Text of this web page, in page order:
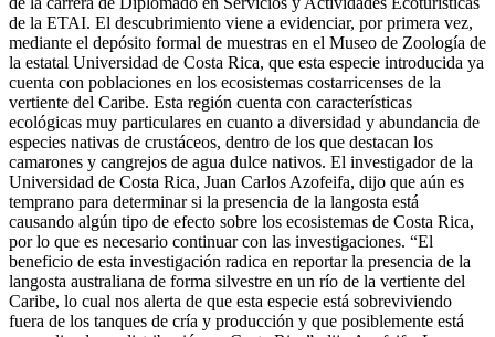
de la ETAI. El descubrimiento viene a evidenciar, por primera vez,
mediante el depósito formal de muestras en el Museo de Zoología de
la estatal Universidad de Costa Rica, que esta especie introducida ya
cuenta con poblaciones en los ecosistemas costarricenses de la
vertiente del Caribe. Esta región cuenta con características
ecológicas muy particulares en cuanto a diversidad y abundancia de
especies nativas de crustáceos, dentro de los que destacan los
camarones y cangrejos de agua dulce nativos. El investigador de la
Universidad de Costa Rica, Juan Carlos Azofeifa, dijo que aún es
temprano para determinar si la presencia de la langosta está
causando algún tipo de efecto sobre los ecosistemas de Costa Rica,
por lo que es necesario continuar con las investigaciones. “El
beneficio de esta investigación radica en reportar la presencia de la
langosta australiana de forma silvestre en un río de la vertiente del
Caribe, lo cual nos alerta de que esta especie está sobreviviendo
fuera de los tanques de cría y producción y que posiblemente está